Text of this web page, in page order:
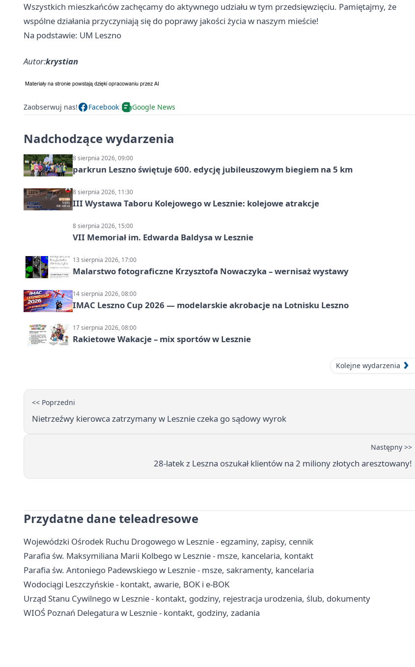
Wszystkich mieszkańców zachęcamy do aktywnego udziału w tym przedsięwzięciu. Pamiętajmy, że
wspólne działania przyczyniają się do poprawy jakości życia w naszym mieście!
Na podstawie: UM Leszno
Autor:krystian
Zaobserwuj nas! Facebook Google News
Nadchodzące wydarzenia
8 sierpnia 2026, 09:00
parkrun Leszno świętuje 600. edycję jubileuszowym biegiem na 5 km
8 sierpnia 2026, 11:30
III Wystawa Taboru Kolejowego w Lesznie: kolejowe atrakcje
8 sierpnia 2026, 15:00
VII Memoriał im. Edwarda Baldysa w Lesznie
13 sierpnia 2026, 17:00
Malarstwo fotograficzne Krzysztofa Nowaczyka – wernisaż wystawy
14 sierpnia 2026, 08:00
IMAC Leszno Cup 2026 — modelarskie akrobacje na Lotnisku Leszno
17 sierpnia 2026, 08:00
Rakietowe Wakacje – mix sportów w Lesznie
Kolejne wydarzenia
<< Poprzedni
Nietrzeźwy kierowca zatrzymany w Lesznie czeka go sądowy wyrok
Następny >>
28-latek z Leszna oszukał klientów na 2 miliony złotych aresztowany!
Przydatne dane teleadresowe
Wojewódzki Ośrodek Ruchu Drogowego w Lesznie - egzaminy, zapisy, cennik
Parafia św. Maksymiliana Marii Kolbego w Lesznie - msze, kancelaria, kontakt
Parafia św. Antoniego Padewskiego w Lesznie - msze, sakramenty, kancelaria
Wodociągi Leszczyńskie - kontakt, awarie, BOK i e-BOK
Urząd Stanu Cywilnego w Lesznie - kontakt, godziny, rejestracja urodzenia, ślub, dokumenty
WIOŚ Poznań Delegatura w Lesznie - kontakt, godziny, zadania